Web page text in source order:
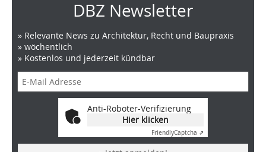
DBZ Newsletter
» Relevante News zu Architektur, Recht und Baupraxis
» wöchentlich
» Kostenlos und jederzeit kündbar
Anti-Roboter-Verifizierung
Hier klicken
FriendlyCaptcha ⇗